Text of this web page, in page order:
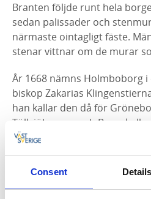
Consent Details
Branten följde runt hela
sedan palissader och
närmaste ointagligt fäste.
stenar vittnar om de murar
År 1668 nämns Holmboborg
biskop Zakarias
han kallar den då för
Töllsjöborgen och
Töllsjö skrevs som Tylsrid år
Danskarna på
Vid 1600-talets början gick